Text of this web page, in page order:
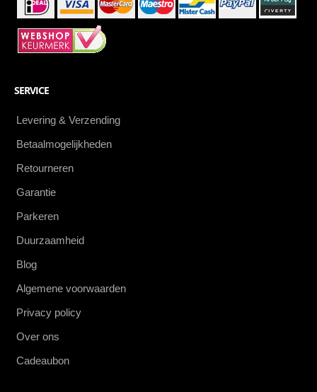
SERVICE
Levering & Verzending
Betaalmogelijkheden
Retourneren
Garantie
Parkeren
Duurzaamheid
Blog
Algemene voorwaarden
Privacy policy
Over ons
Cadeaubon